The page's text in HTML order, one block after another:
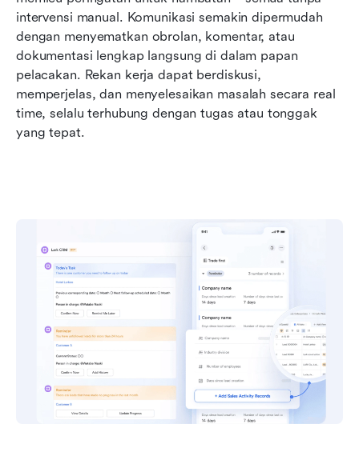
intervensi manual. Komunikasi semakin dipermudah
dengan menyematkan obrolan, komentar, atau
dokumentasi lengkap langsung di dalam papan
pelacakan. Rekan kerja dapat berdiskusi,
memperjelas, dan menyelesaikan masalah secara real
time, selalu terhubung dengan tugas atau tonggak
yang tepat.